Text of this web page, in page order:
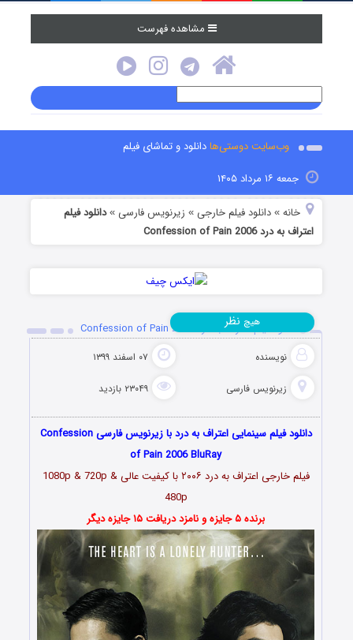
مشاهده فهرست
وب‌سایت دوستی‌هادانلود و تماشای فیلم
جمعه ۱۶ مرداد ۱۴۰۵
خانه »دانلود فیلم خارجی » زیرنویس فارسی »دانلود فیلم
اعتراف به درد Confession of Pain 2006
دانلود فیلم اعتراف به درد Confession of Pain 2006
نویسنده ۰۷ اسفند ۱۳۹۹
زیرنویس فارسی ۲۳۰۴۹ بازدید
هیچ نظر
دانلود فیلم سینمایی اعتراف به درد با زیرنویس فارسی Confession
of Pain 2006 BluRay
فیلم خارجی اعتراف به درد ۲۰۰۶ با کیفیت عالی 1080p & 720p &
480p
برنده ۵ جایزه و نامزد دریافت ۱۵ جایزه دیگر